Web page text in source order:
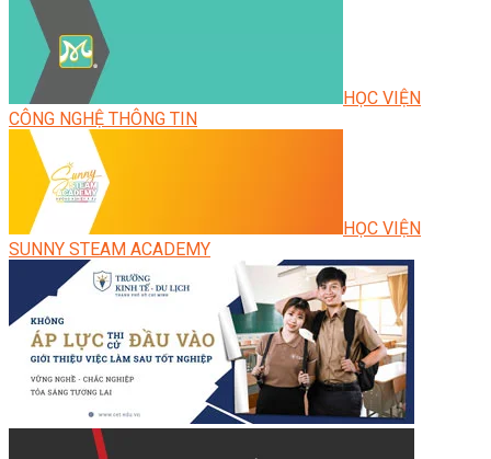
HỌC VIỆN
CÔNG NGHỆ THÔNG TIN
HỌC VIỆN
SUNNY STEAM ACADEMY